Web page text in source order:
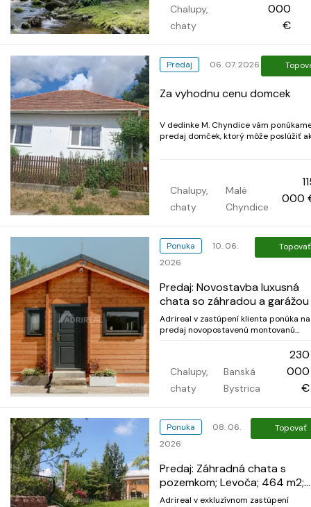
účely v pôvodnom stave alebo po
čiastočnej rekonštrukcii. Klient
preferuje ponuky, kde už je e...
Chalupy,
chaty
000
€
Predaj 06. 07. 2026
Za vyhodnu cenu domcek
V dedinke M. Chyndice vám
predaj domček, ktorý môže poslúžiť
1m²=65€ Rk nevolať!
Chalupy,
chaty
Malé
Chyndice
000
Ponuka
10. 06.
2026
Topovať
Predaj: Novostavba luxusná
chata so záhradou a garážou
Adrireal v zastúpení klienta ponúka na
predaj novopostavenú montovanú
námestia SNP v Banskej Bystrici, v
ceste, za Tlačiarňami BB, so záhradou,
ktorá pre kupujúceho bude spĺňať...
Chalupy,
chaty
Banská
Bystrica
230
000
€
Ponuka
08. 06.
2026
Topovať
Predaj: Záhradná chata s
pozemkom; Levoča; 464 m2;
73.000 €
Adrireal v exkluzívnom zastúpení